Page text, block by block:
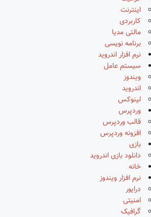
اینترنت
کاربردی
مالتی مدیا
برنامه نویسی
نرم افزار اندروید
سیستم عامل
ویندوز
اندروید
لینوکس
وردپرس
قالب وردپرس
افزونه وردپرس
بازی
دانلود بازی اندروید
خانه
نرم افزار ویندوز
درایور
امنیتی
گرافیک